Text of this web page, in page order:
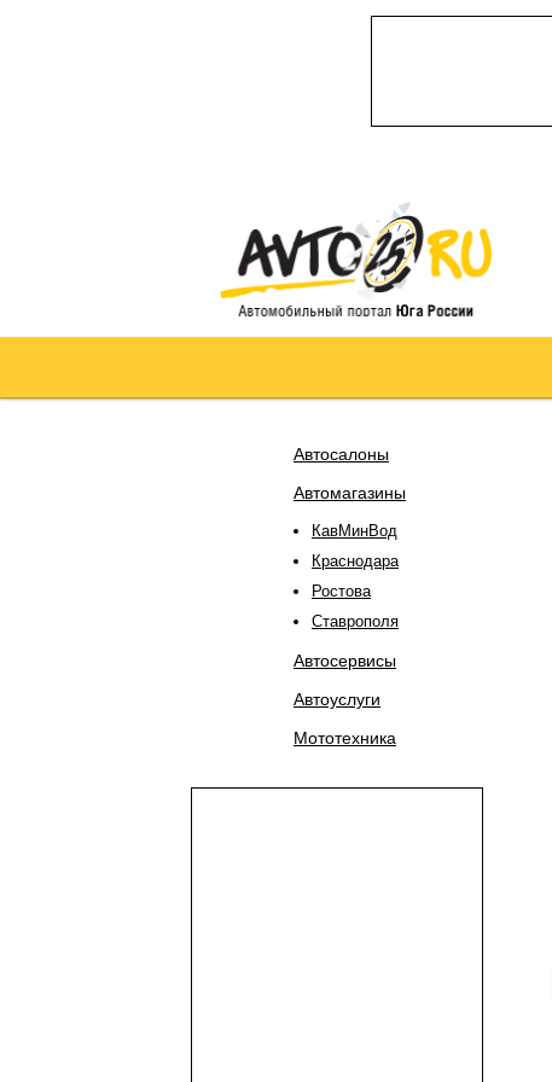
Автосалоны
Автомагазины
КавМинВод
Краснодара
Ростова
Ставрополя
Автосервисы
Автоуслуги
Мототехника